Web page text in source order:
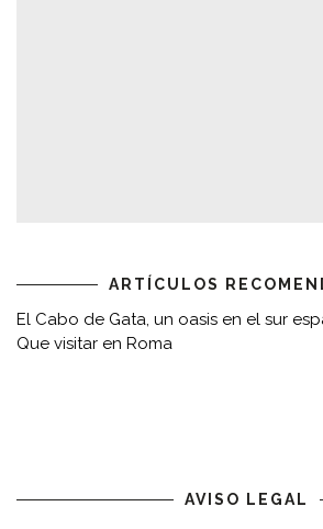
ARTÍCULOS
El Cabo de Gata, un oasis en el sur
Que visitar en Roma
AVISO LEGAL